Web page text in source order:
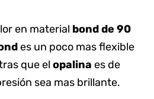
en material bond de 90
es un poco mas flexible
que el opalina es de
sea mas brillante.